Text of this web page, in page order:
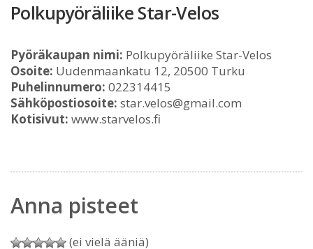
Polkupyöräliike Star-Velos
Pyöräkaupan nimi: Polkupyöräliike Star-Velos
Osoite: Uudenmaankatu 12, 20500 Turku
Puhelinnumero: 022314415
Sähköpostiosoite: star.velos@gmail.com
Kotisivut: www.starvelos.fi
Anna pisteet
(ei vielä ääniä)